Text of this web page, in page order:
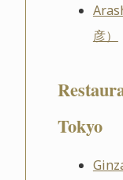
彦）
Tokyo